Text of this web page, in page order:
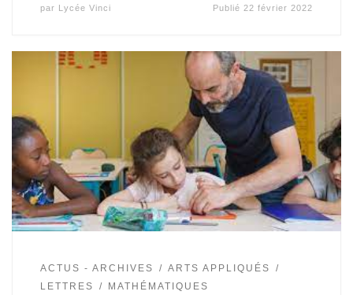
par Lycée Vinci Publié22 février 2022
ACTUS - ARCHIVES
ARTS APPLIQUÉS
LETTRES
MATHÉMATIQUES